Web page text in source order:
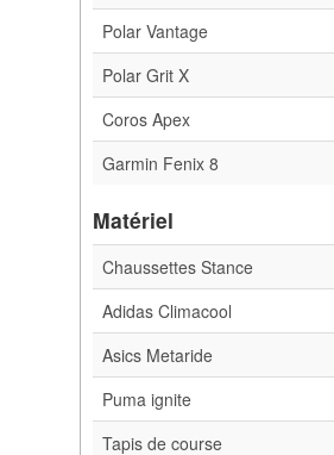
Polar Vantage
Polar Grit X
Coros Apex
Garmin Fenix 8
Matériel
Chaussettes Stance
Adidas Climacool
Asics Metaride
Puma ignite
Tapis de course